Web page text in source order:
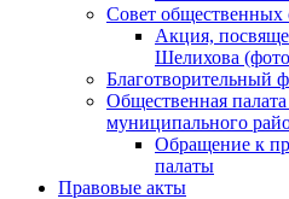
Совет общественных
Акция,
Шелихова
Благотворительный
Общественная
муниципального
Обращение к
палаты
Правовые акты